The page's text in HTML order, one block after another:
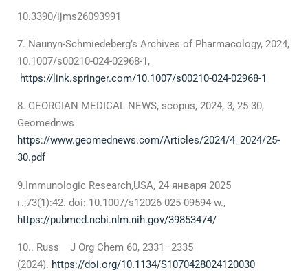
10.3390/ijms26093991
Naunyn-Schmiedeberg’s Archives of Pharmacology, 2024,
10.1007/s00210-024-02968-1,
https://link.springer.com/10.1007/s00210-024-02968-1
GEORGIAN MEDICAL NEWS, scopus, 2024, 3, 25-30,
Geomednws
https://www.geomednews.com/Articles/2024/4_2024/25-
30.pdf
9.Immunologic Research,USA, 24 января 2025
г.;73(1):42. doi: 10.1007/s12026-025-09594-w.,
https://pubmed.ncbi.nlm.nih.gov/39853474/
10.. Russ J Org Chem 60, 2331–2335
(2024). https://doi.org/10.1134/S1070428024120030